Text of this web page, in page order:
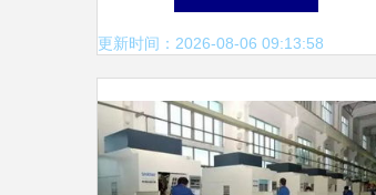
更新时间：2026-08-06 09:13:58